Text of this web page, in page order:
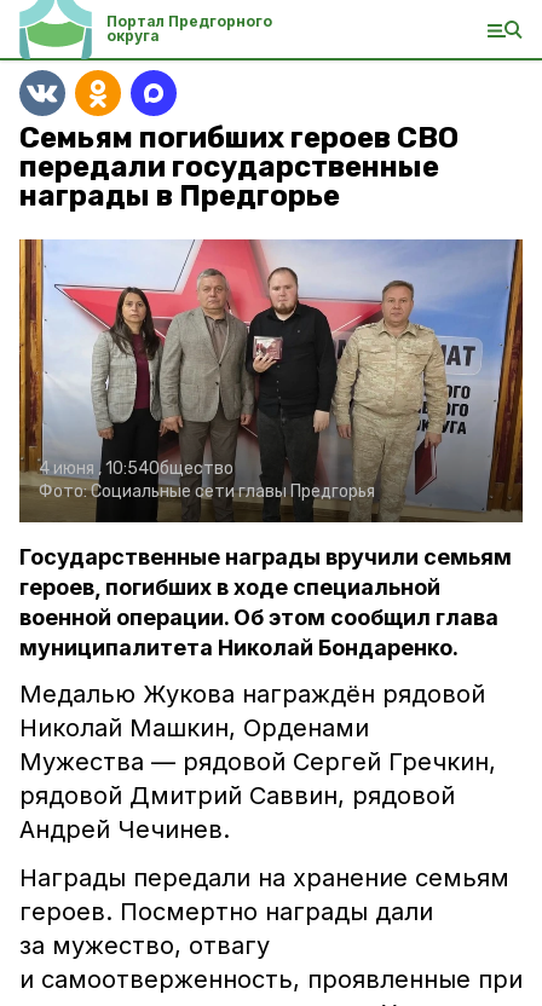
Портал Предгорного
округа
Семьям погибших героев СВО
передали государственные
награды в Предгорье
4 июня , 10:54Общество
Фото:Социальные сети главы Предгорья
Государственные награды вручили семьям
героев, погибших в ходе специальной
военной операции. Об этом сообщил глава
муниципалитета Николай Бондаренко.
Медалью Жукова награждён рядовой
Николай Машкин, Орденами
Мужества — рядовой Сергей Гречкин,
рядовой Дмитрий Саввин, рядовой
Андрей Чечинев.
Награды передали на хранение семьям
героев. Посмертно награды дали
за мужество, отвагу
и самоотверженность, проявленные при